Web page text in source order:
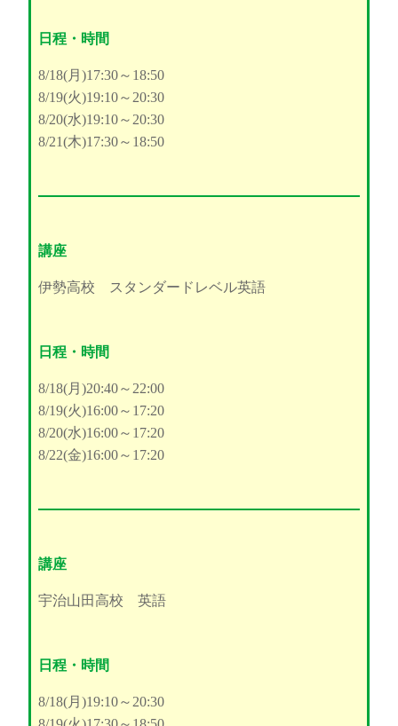
日程・時間
8/18(月)17:30～18:50
8/19(火)19:10～20:30
8/20(水)19:10～20:30
8/21(木)17:30～18:50
講座
伊勢高校 スタンダードレベル英語
日程・時間
8/18(月)20:40～22:00
8/19(火)16:00～17:20
8/20(水)16:00～17:20
8/22(金)16:00～17:20
講座
宇治山田高校 英語
日程・時間
8/18(月)19:10～20:30